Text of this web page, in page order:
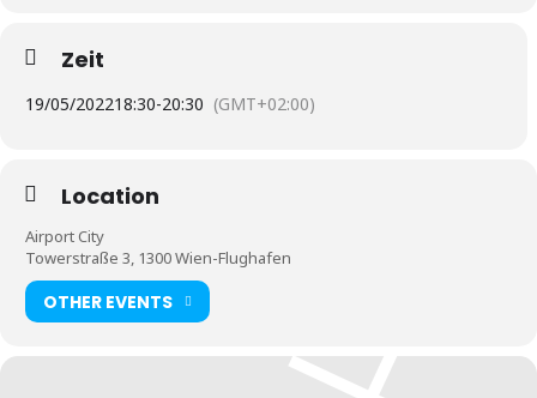
Zeit
19/05/202218:30-20:30 (GMT+02:00)
Location
Airport City
Towerstraße 3, 1300 Wien-Flughafen
OTHER EVENTS